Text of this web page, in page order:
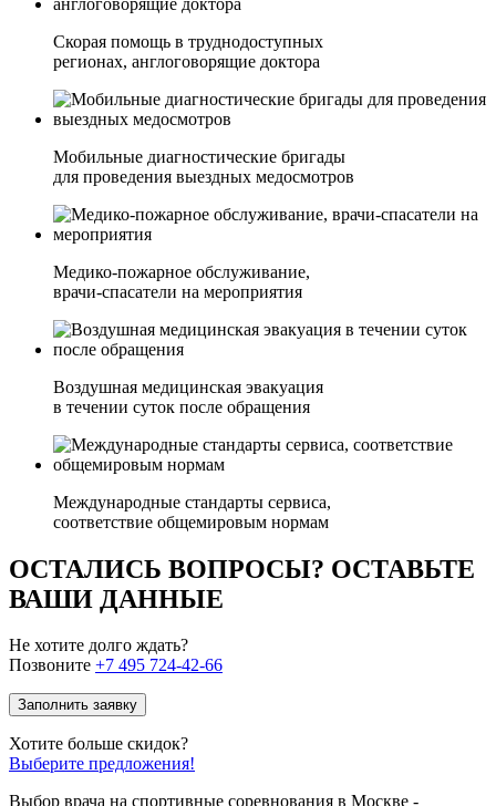
Скорая помощь в труднодоступных
регионах, англоговорящие доктора
Мобильные диагностические бригады
для проведения выездных медосмотров
Медико-пожарное обслуживание,
врачи-спасатели на мероприятия
Воздушная медицинская эвакуация
в течении суток после обращения
Международные стандарты сервиса,
соответствие общемировым нормам
ОСТАЛИСЬ ВОПРОСЫ? ОСТАВЬТЕ
ВАШИ ДАННЫЕ
Не хотите долго ждать?
Позвоните +7 495 724-42-66
Заполнить заявку
Хотите больше скидок?
Выберите предложения!
Выбор врача на спортивные соревнования в Москве -